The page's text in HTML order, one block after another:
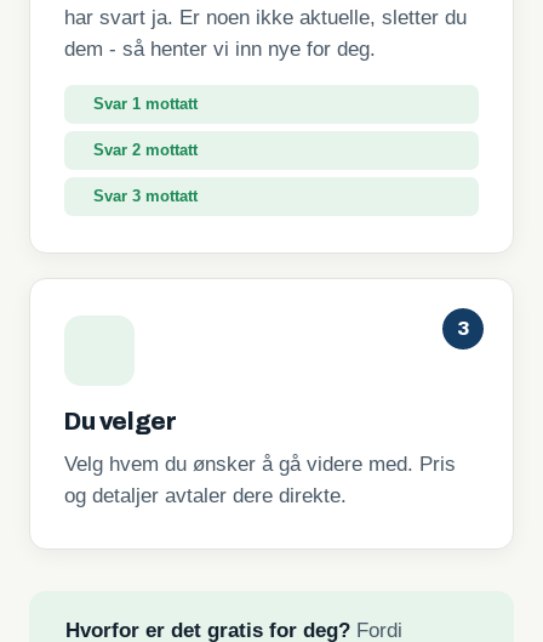
har svart ja. Er noen ikke aktuelle, sletter du
dem - så henter vi inn nye for deg.
Svar 1 mottatt
Svar 2 mottatt
Svar 3 mottatt
3
Du velger
Velg hvem du ønsker å gå videre med. Pris
og detaljer avtaler dere direkte.
Hvorfor er det gratis for deg?Fordi